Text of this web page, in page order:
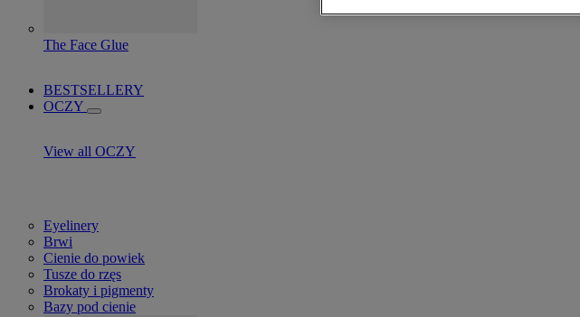
The Face Glue
BESTSELLERY
OCZY
View all OCZY
Eyelinery
Brwi
Cienie do powiek
Tusze do rzęs
Brokaty i pigmenty
Bazy pod cienie